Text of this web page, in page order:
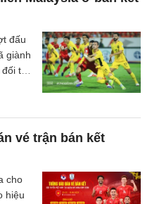
đấu
giành
thủ
Nam
vé trận bán kết
cho
hiệu